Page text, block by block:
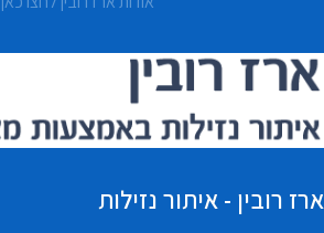
ארז רובין - איתור נזילות